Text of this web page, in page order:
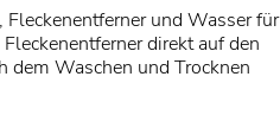
und Wasser für
direkt auf den
dem Waschen und Trocknen